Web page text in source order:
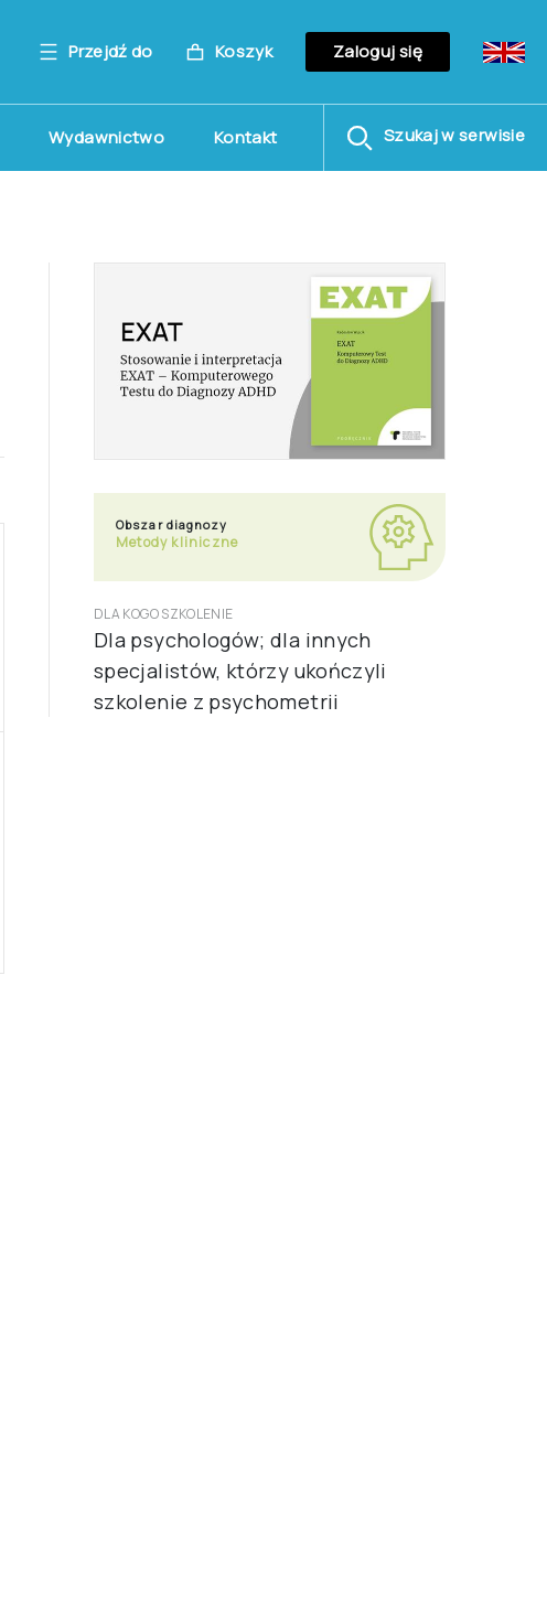
Przejdź do Koszyk Zaloguj się
Wydawnictwo Kontakt Szukaj w serwisie
Obszar diagnozy
Metody kliniczne
DLA KOGO SZKOLENIE
Dla psychologów; dla innych
specjalistów, którzy ukończyli
szkolenie z psychometrii